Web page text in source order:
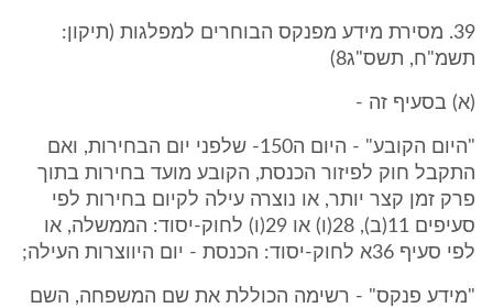
39. מסירת מידע מפנקס הבוחרים למפלגות (תיקון:
תשמ"ח, תשס"ג8)
(א) בסעיף זה -
"היום הקובע" - היום ה150- שלפני יום הבחירות, ואם
התקבל חוק לפיזור הכנסת, הקובע מועד בחירות בתוך
פרק זמן קצר יותר, או נוצרה עילה לקיום בחירות לפי
סעיפים 11(ב), 28(ו) או 29(ו) לחוק-יסוד: הממשלה, או
לפי סעיף 36א לחוק-יסוד: הכנסת - יום היווצרות העילה;
"מידע פנקס" - רשימה הכוללת את שם המשפחה, השם